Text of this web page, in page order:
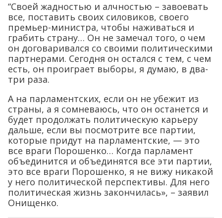
“Своей жадностью и алчностью – завоевать
все, поставить своих силовиков, своего
премьер-министра, чтобы наживаться и
грабить страну… Он не замечал того, о чем
он договаривался со своими политическими
партнерами. Сегодня он остался с тем, с чем
есть, он проиграет выборы, я думаю, в два-
три раза.
А на парламентских, если он не убежит из
страны, а я сомневаюсь, что он останется и
будет продолжать политическую карьеру
дальше, если вы посмотрите все партии,
которые придут на парламентские, — это
все враги Порошенко… Когда парламент
объединится и объединятся все эти партии,
это все враги Порошенко, я не вижу никакой
у него политической перспективы. Для него
политическая жизнь закончилась», – заявил
Онищенко.